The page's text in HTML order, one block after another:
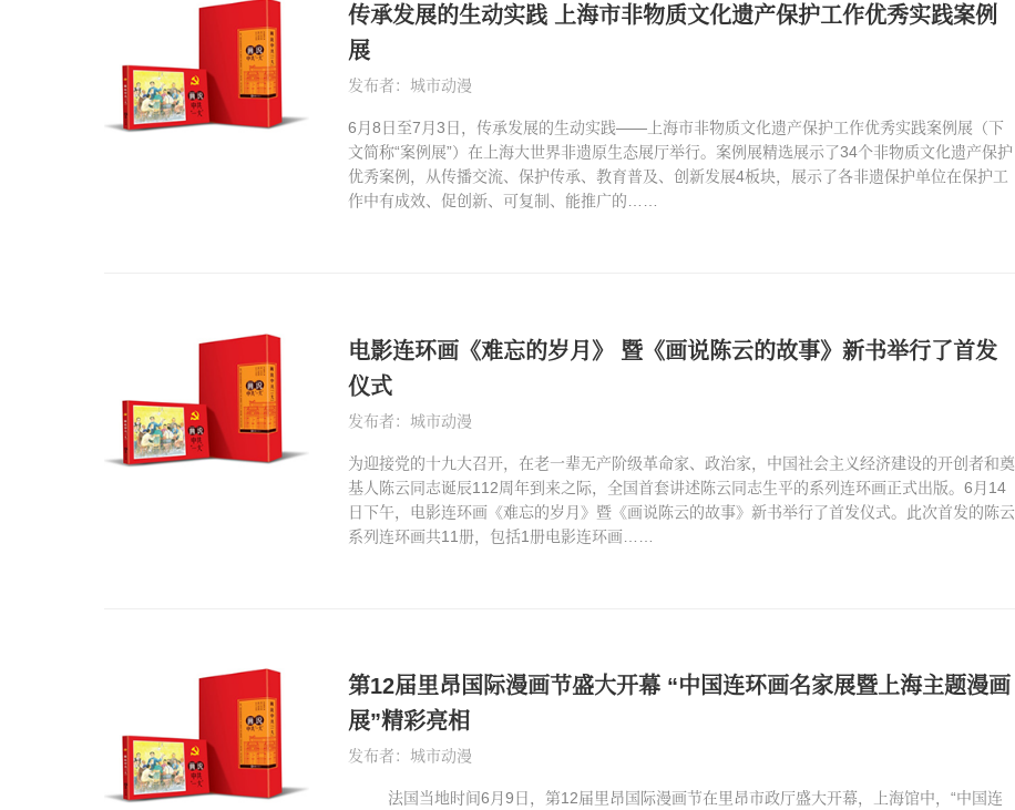
传承发展的生动实践 上海市非物质文化遗产保护工作优秀实践案例
展
发布者：城市动漫
6月8日至7月3日，传承发展的生动实践——上海市非物质文化遗产保护工作优秀实践案例展（下
文简称“案例展”）在上海大世界非遗原生态展厅举行。案例展精选展示了34个非物质文化遗产保护
优秀案例，从传播交流、保护传承、教育普及、创新发展4板块，展示了各非遗保护单位在保护工
作中有成效、促创新、可复制、能推广的……
电影连环画《难忘的岁月》 暨《画说陈云的故事》新书举行了首发
仪式
发布者：城市动漫
为迎接党的十九大召开，在老一辈无产阶级革命家、政治家，中国社会主义经济建设的开创者和奠
基人陈云同志诞辰112周年到来之际，全国首套讲述陈云同志生平的系列连环画正式出版。6月14
日下午，电影连环画《难忘的岁月》暨《画说陈云的故事》新书举行了首发仪式。此次首发的陈云
系列连环画共11册，包括1册电影连环画……
第12届里昂国际漫画节盛大开幕 “中国连环画名家展暨上海主题漫画
展”精彩亮相
发布者：城市动漫
法国当地时间6月9日，第12届里昂国际漫画节在里昂市政厅盛大开幕，上海馆中，“中国连